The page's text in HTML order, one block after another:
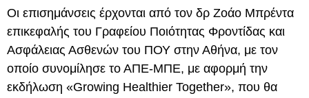
Οι επισημάνσεις έρχονται από τον δρ Ζοάο Μπρέντα
επικεφαλής του Γραφείου Ποιότητας Φροντίδας και
Ασφάλειας Ασθενών του ΠΟΥ στην Αθήνα, με τον
οποίο συνομίλησε το ΑΠΕ-ΜΠΕ, με αφορμή την
εκδήλωση «Growing Healthier Together», που θα